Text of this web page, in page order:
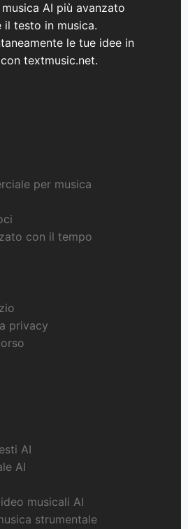
AI più avanzato
il testo in musica.
le tue idee in
textmusic.net.
per musica
con il tempo
privacy
AI
AI
musicali AI
strumentale